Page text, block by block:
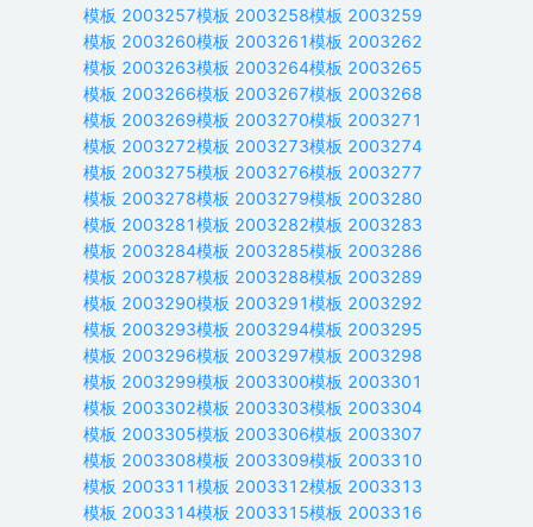
模板 2003257模板 2003258模板 2003259
模板 2003260模板 2003261模板 2003262
模板 2003263模板 2003264模板 2003265
模板 2003266模板 2003267模板 2003268
模板 2003269模板 2003270模板 2003271
模板 2003272模板 2003273模板 2003274
模板 2003275模板 2003276模板 2003277
模板 2003278模板 2003279模板 2003280
模板 2003281模板 2003282模板 2003283
模板 2003284模板 2003285模板 2003286
模板 2003287模板 2003288模板 2003289
模板 2003290模板 2003291模板 2003292
模板 2003293模板 2003294模板 2003295
模板 2003296模板 2003297模板 2003298
模板 2003299模板 2003300模板 2003301
模板 2003302模板 2003303模板 2003304
模板 2003305模板 2003306模板 2003307
模板 2003308模板 2003309模板 2003310
模板 2003311模板 2003312模板 2003313
模板 2003314模板 2003315模板 2003316